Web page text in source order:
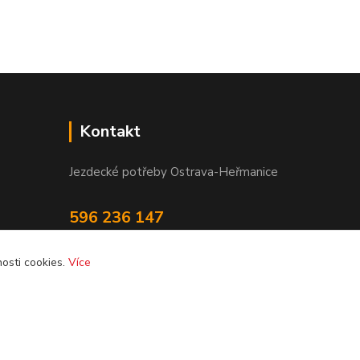
Kontakt
Jezdecké potřeby Ostrava-Heřmanice
596 236 147
cookies. Více